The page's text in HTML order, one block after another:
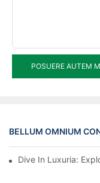
POSUERE AUTEM
BELLUM OMNIUM
Dive In Luxuria: